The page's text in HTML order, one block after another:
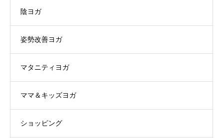
陰ヨガ
姿勢改善ヨガ
マタニティヨガ
ママ＆キッズヨガ
ショッピング